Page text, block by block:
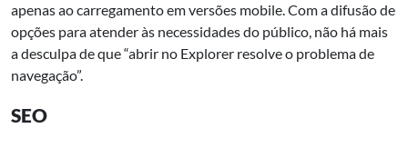
apenas ao carregamento em versões mobile. Com a difusão de
opções para atender às necessidades do público, não há mais
a desculpa de que “abrir no Explorer resolve o problema de
navegação”.
SEO